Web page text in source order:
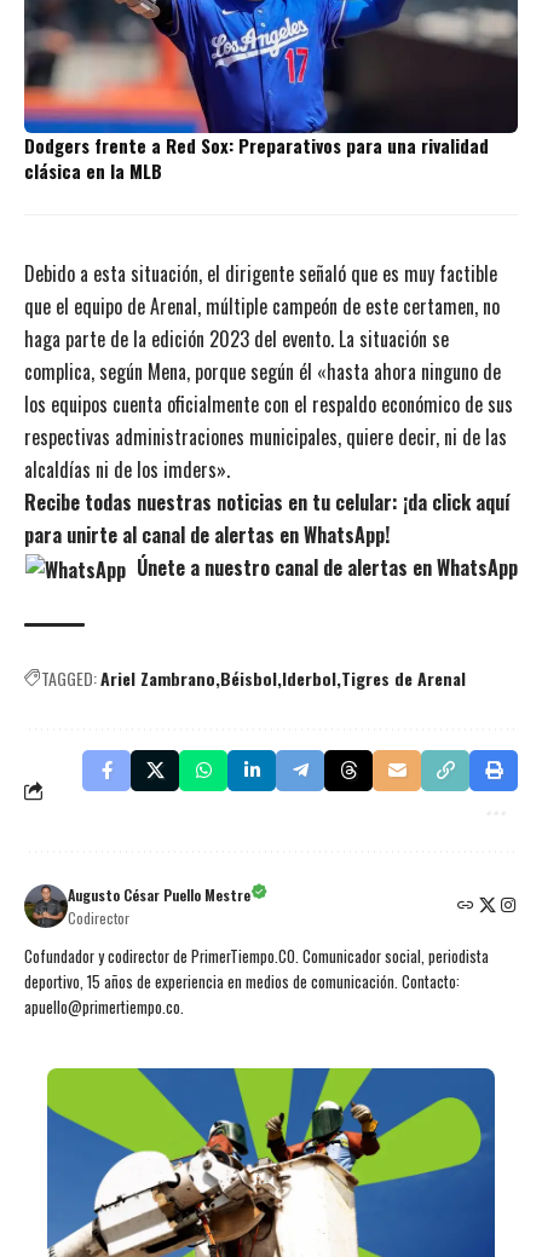
Dodgers frente a Red Sox: Preparativos para una rivalidad
clásica en la MLB
Debido a esta situación, el dirigente señaló que es muy factible
que el equipo de Arenal, múltiple campeón de este certamen, no
haga parte de la edición 2023 del evento. La situación se
complica, según Mena, porque según él «hasta ahora ninguno de
los equipos cuenta oficialmente con el respaldo económico de sus
respectivas administraciones municipales, quiere decir, ni de las
alcaldías ni de los imders».
Recibe todas nuestras noticias en tu celular: ¡da click aquí
para unirte al canal de alertas en WhatsApp!
Únete a nuestro canal de alertas en WhatsApp
TAGGED:Ariel Zambrano Béisbol Iderbol Tigres de Arenal
Augusto César Puello Mestre
Codirector
Cofundador y codirector de PrimerTiempo.CO. Comunicador social, periodista
deportivo, 15 años de experiencia en medios de comunicación. Contacto:
apuello@primertiempo.co.